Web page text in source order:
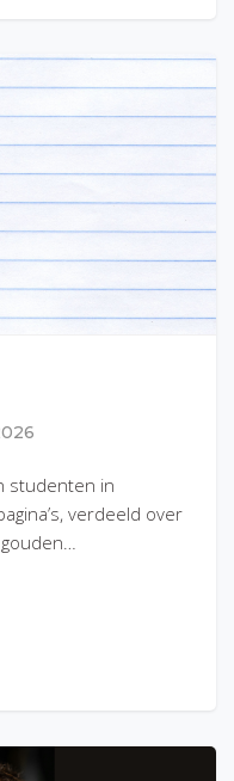
studenten in
verdeeld over